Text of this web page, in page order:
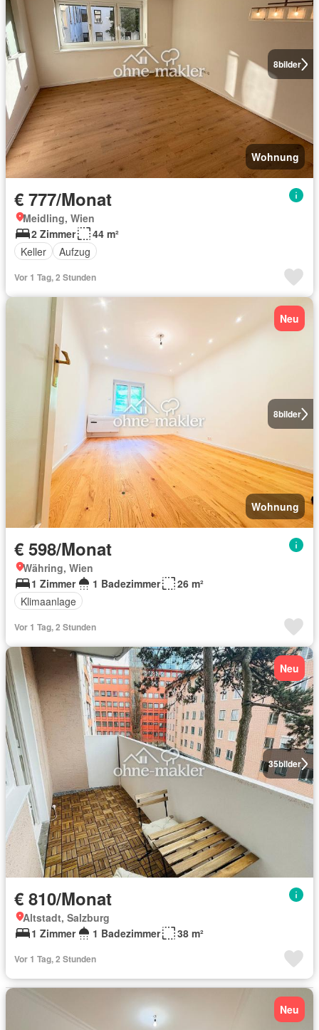
8bilder
Wohnung
€ 777/Monat
Meidling, Wien
2 Zimmer
44 m²
Keller
Aufzug
Vor 1 Tag, 2 Stunden
8bilder
Neu
Wohnung
€ 598/Monat
Währing, Wien
1 Zimmer
1 Badezimmer
26 m²
Klimaanlage
Vor 1 Tag, 2 Stunden
35bilder
Neu
€ 810/Monat
Altstadt, Salzburg
1 Zimmer
1 Badezimmer 38 m²
Vor 1 Tag, 2 Stunden
Neu